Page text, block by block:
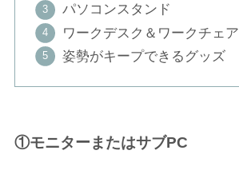
パソコンスタンド
ワークデスク＆ワークチェア
姿勢がキープできるグッズ
①モニターまたはサブPC